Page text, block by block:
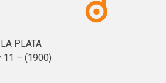
una búsqueda bibliográfica
de muestreo como así también
fueron principalmente en la
debido a la falta de claves o
para Sudamérica como asi tambien
PLATA
11 – (1900)